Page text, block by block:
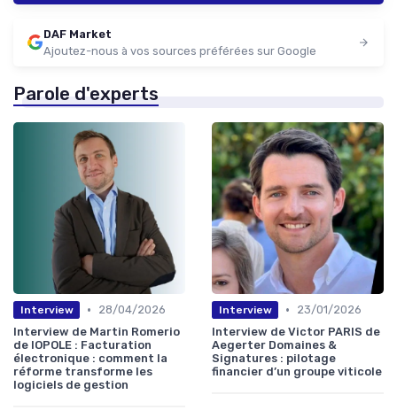
DAF Market
Ajoutez-nous à vos sources préférées sur Google
Parole d'experts
Interview •
28/04/2026
Interview de Martin Romerio
de IOPOLE : Facturation
électronique : comment la
réforme transforme les
logiciels de gestion
Interview •
23/01/2026
Interview de Victor PARIS de
Aegerter Domaines &
Signatures : pilotage
financier d’un groupe viticole